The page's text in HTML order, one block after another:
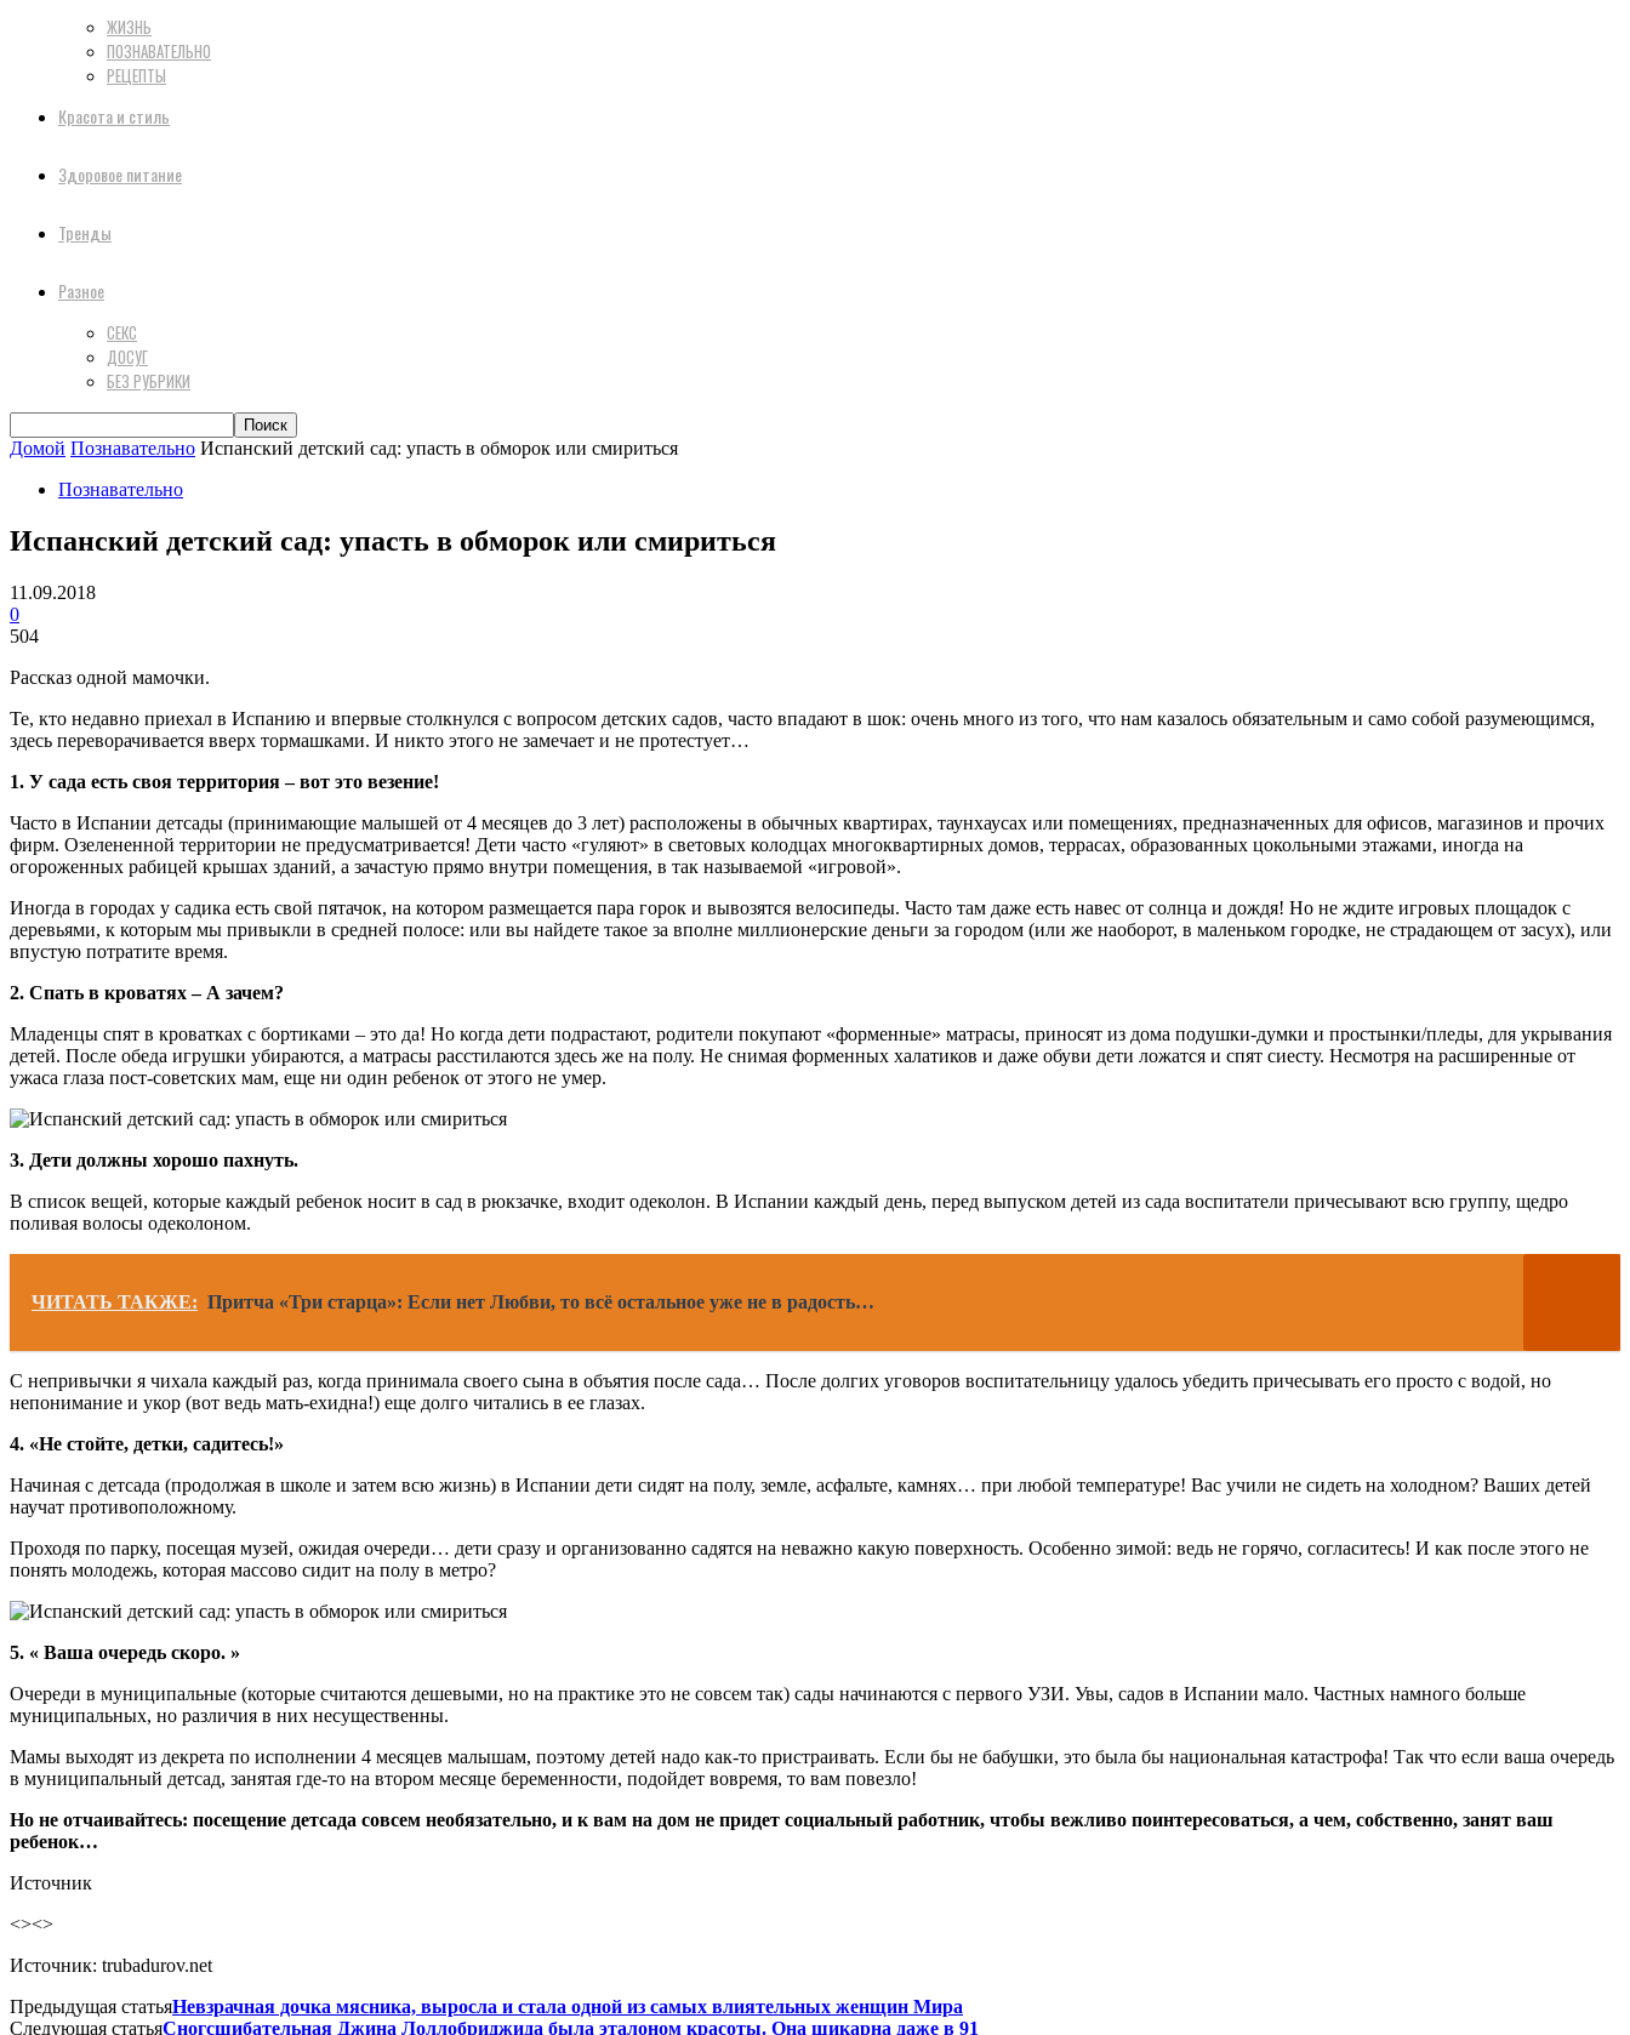
ЖИЗНЬ
ПОЗНАВАТЕЛЬНО
РЕЦЕПТЫ
Красота и стиль
Здоровое питание
Тренды
Разное
СЕКС
ДОСУГ
БЕЗ РУБРИКИ
Домой Познавательно Испанский детский сад: упасть в обморок или смириться
Познавательно
Испанский детский сад: упасть в обморок или смириться
11.09.2018
0
504
Рассказ одной мамочки.
Те, кто недавно приехал в Испанию и впервые столкнулся с вопросом детских садов, часто впадают в шок: очень много из того, что нам казалось обязательным и само собой разумеющимся,
здесь переворачивается вверх тормашками. И никто этого не замечает и не протестует…
1. У сада есть своя территория – вот это везение!
Часто в Испании детсады (принимающие малышей от 4 месяцев до 3 лет) расположены в обычных квартирах, таунхаусах или помещениях, предназначенных для офисов, магазинов и прочих
фирм. Озелененной территории не предусматривается! Дети часто «гуляют» в световых колодцах многоквартирных домов, террасах, образованных цокольными этажами, иногда на
огороженных рабицей крышах зданий, а зачастую прямо внутри помещения, в так называемой «игровой».
Иногда в городах у садика есть свой пятачок, на котором размещается пара горок и вывозятся велосипеды. Часто там даже есть навес от солнца и дождя! Но не ждите игровых площадок с
деревьями, к которым мы привыкли в средней полосе: или вы найдете такое за вполне миллионерские деньги за городом (или же наоборот, в маленьком городке, не страдающем от засух), или
впустую потратите время.
2. Спать в кроватях – А зачем?
Младенцы спят в кроватках с бортиками – это да! Но когда дети подрастают, родители покупают «форменные» матрасы, приносят из дома подушки-думки и простынки/пледы, для укрывания
детей. После обеда игрушки убираются, а матрасы расстилаются здесь же на полу. Не снимая форменных халатиков и даже обуви дети ложатся и спят сиесту. Несмотря на расширенные от
ужаса глаза пост-советских мам, еще ни один ребенок от этого не умер.
3. Дети должны хорошо пахнуть.
В список вещей, которые каждый ребенок носит в сад в рюкзачке, входит одеколон. В Испании каждый день, перед выпуском детей из сада воспитатели причесывают всю группу, щедро
поливая волосы одеколоном.
ЧИТАТЬ ТАКЖЕ: Притча «Три старца»: Если нет Любви, то всё остальное уже не в радость…
С непривычки я чихала каждый раз, когда принимала своего сына в объятия после сада… После долгих уговоров воспитательницу удалось убедить причесывать его просто с водой, но
непонимание и укор (вот ведь мать-ехидна!) еще долго читались в ее глазах.
4. «Не стойте, детки, садитесь!»
Начиная с детсада (продолжая в школе и затем всю жизнь) в Испании дети сидят на полу, земле, асфальте, камнях… при любой температуре! Вас учили не сидеть на холодном? Ваших детей
научат противоположному.
Проходя по парку, посещая музей, ожидая очереди… дети сразу и организованно садятся на неважно какую поверхность. Особенно зимой: ведь не горячо, согласитесь! И как после этого не
понять молодежь, которая массово сидит на полу в метро?
5. « Ваша очередь скоро. »
Очереди в муниципальные (которые считаются дешевыми, но на практике это не совсем так) сады начинаются с первого УЗИ. Увы, садов в Испании мало. Частных намного больше
муниципальных, но различия в них несущественны.
Мамы выходят из декрета по исполнении 4 месяцев малышам, поэтому детей надо как-то пристраивать. Если бы не бабушки, это была бы национальная катастрофа! Так что если ваша очередь
в муниципальный детсад, занятая где-то на втором месяце беременности, подойдет вовремя, то вам повезло!
Но не отчаивайтесь: посещение детсада совсем необязательно, и к вам на дом не придет социальный работник, чтобы вежливо поинтересоваться, а чем, собственно, занят ваш
ребенок…
Источник
<><>
Источник: trubadurov.net
Предыдущая статьяНевзрачная дочка мясника, выросла и стала одной из самых влиятельных женщин Мира
Следующая статьяСногсшибательная Джина Лоллобриджида была эталоном красоты. Она шикарна даже в 91